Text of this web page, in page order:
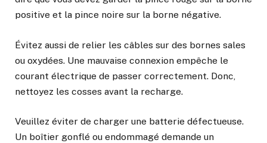
positive et la pince noire sur la borne négative.
Évitez aussi de relier les câbles sur des bornes sales
ou oxydées. Une mauvaise connexion empêche le
courant électrique de passer correctement. Donc,
nettoyez les cosses avant la recharge.
Veuillez éviter de charger une batterie défectueuse.
Un boîtier gonflé ou endommagé demande un